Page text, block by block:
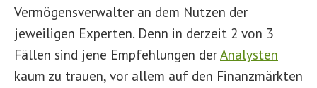
Vermögensverwalter an dem Nutzen der
jeweiligen Experten. Denn in derzeit 2 von 3
Fällen sind jene Empfehlungen derAnalysten
kaum zu trauen, vor allem auf den Finanzmärkten